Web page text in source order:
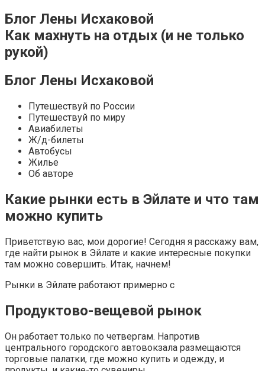
Блог Лены Исхаковой
Как махнуть на отдых (и не только
рукой)
Блог Лены Исхаковой
Путешествуй по России
Путешествуй по миру
Авиабилеты
Ж/д-билеты
Автобусы
Жилье
Об авторе
Какие рынки есть в Эйлате и что там
можно купить
Приветствую вас, мои дорогие! Сегодня я расскажу вам,
где найти рынок в Эйлате и какие интересные покупки
там можно совершить. Итак, начнем!
Рынки в Эйлате работают примерно с
Продуктово-вещевой рынок
Он работает только по четвергам. Напротив
центрального городского автовокзала размещаются
торговые палатки, где можно купить и одежду, и